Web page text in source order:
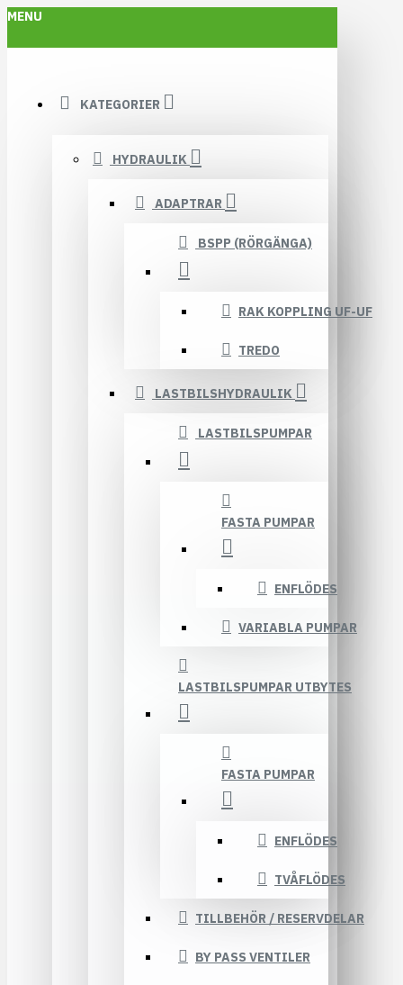
MENU
KATEGORIER
HYDRAULIK
ADAPTRAR
BSPP (RÖRGÄNGA)
RAK KOPPLING UF-UF
TREDO
LASTBILSHYDRAULIK
LASTBILSPUMPAR
FASTA PUMPAR
ENFLÖDES
VARIABLA PUMPAR
LASTBILSPUMPAR UTBYTES
FASTA PUMPAR
ENFLÖDES
TVÅFLÖDES
TILLBEHÖR / RESERVDELAR
BY PASS VENTILER